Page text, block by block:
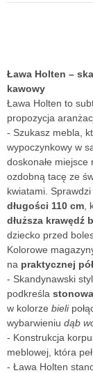
Ława Holten –
kawowy
Ława Holten to
propozycja
- Szukasz mebla,
wypoczynkowy w
doskonałe miejsce
ozdobną tacę ze
kwiatami.
długości 110 cm
dłuższa krawędź
dziecko przed
Kolorowe
na praktycznej
- Skandynawski
podkreśla
w kolorze bieli
wybarwieniu dąb
- Konstrukcja
meblowej, która
- Ława Holten